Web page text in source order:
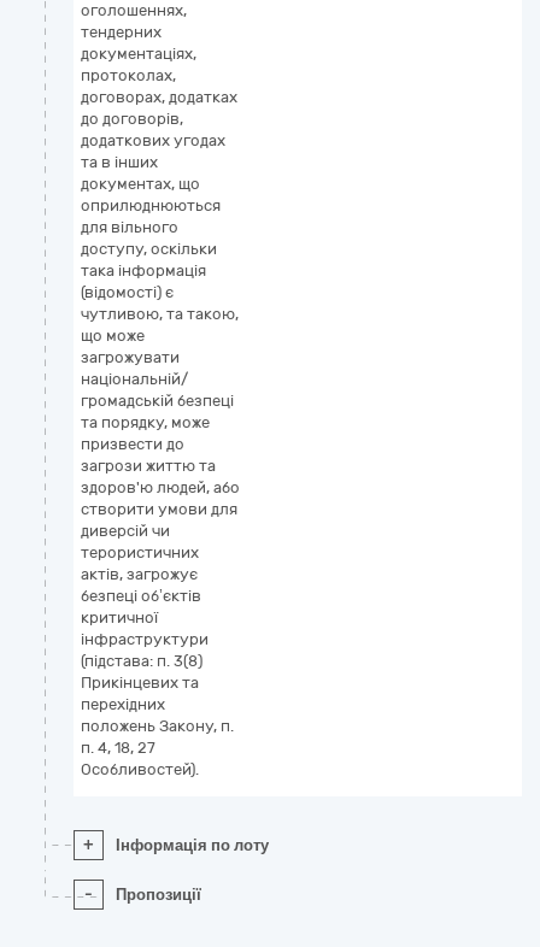
оголошеннях,
тендерних
документаціях,
протоколах,
договорах, додатках
до договорів,
додаткових угодах
та в інших
документах, що
оприлюднюються
для вільного
доступу, оскільки
така інформація
(відомості) є
чутливою, та такою,
що може
загрожувати
національній/
громадській безпеці
та порядку, може
призвести до
загрози життю та
здоров'ю людей, або
створити умови для
диверсій чи
терористичних
актів, загрожує
безпеці об’єктів
критичної
інфраструктури
(підстава: п. 3(8)
Прикінцевих та
перехідних
положень Закону, п.
п. 4, 18, 27
Особливостей).
+ Інформація по лоту
- Пропозиції